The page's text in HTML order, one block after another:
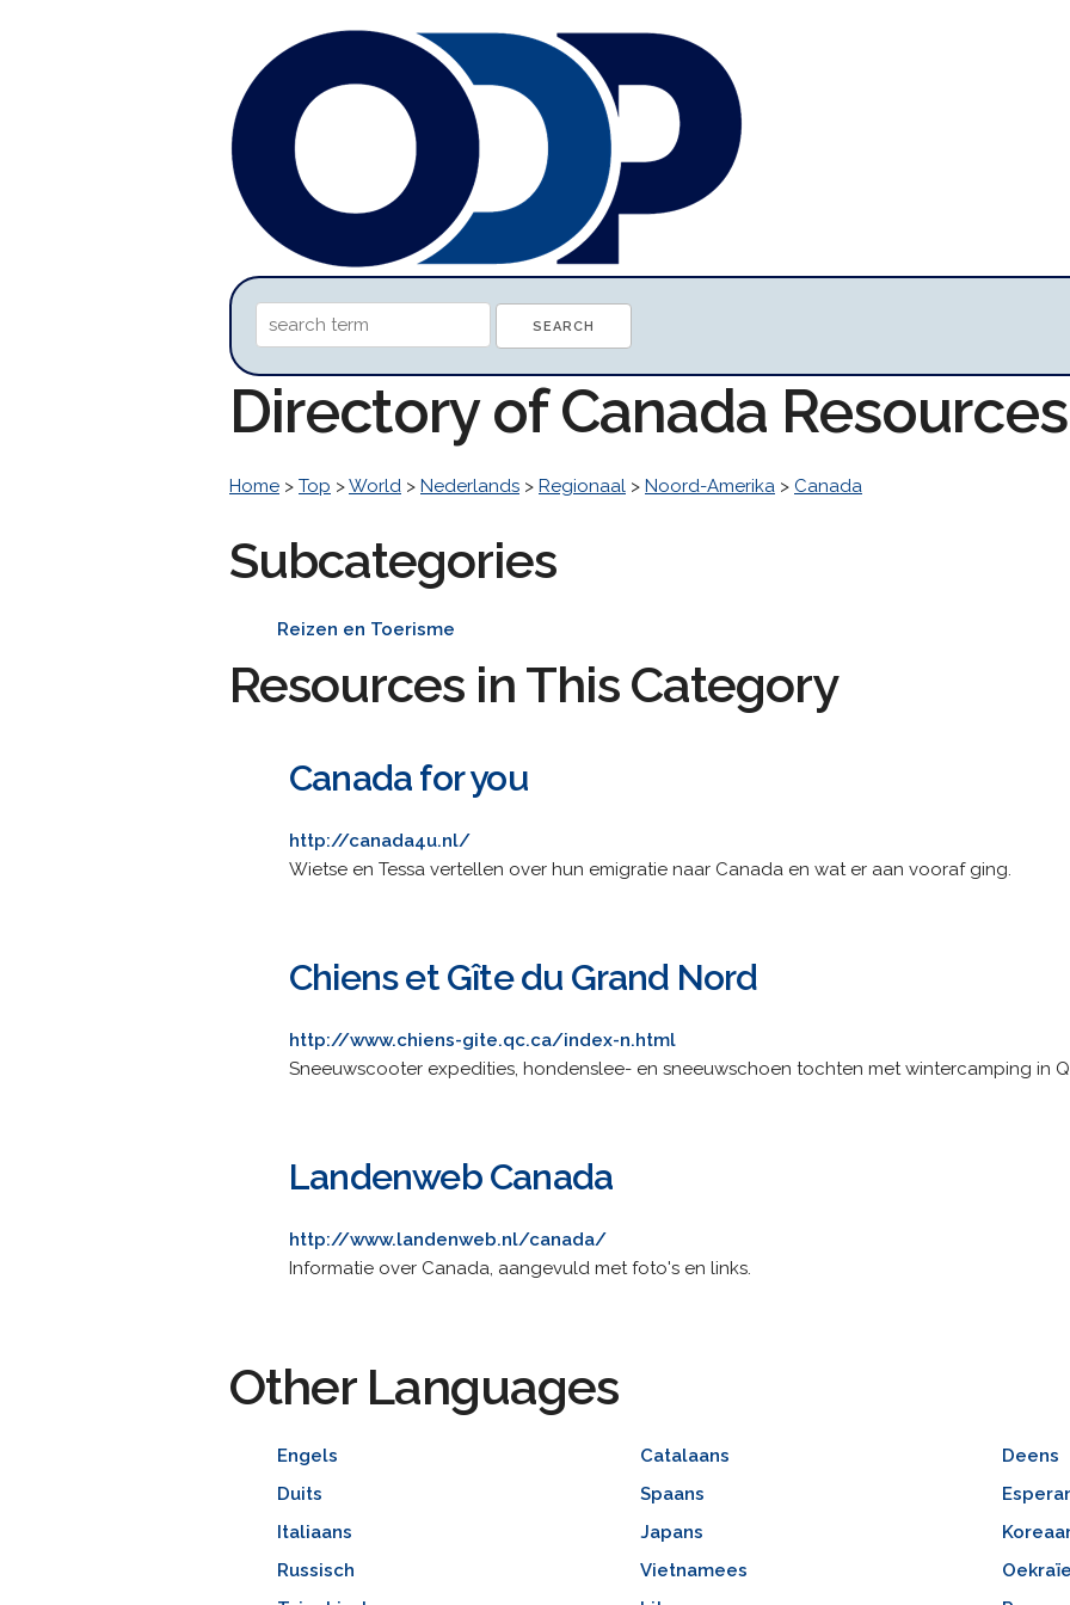
Directory of Canada Resources
Home > Top >World > Nederlands > Regionaal > Noord-Amerika > Canada
Subcategories
Reizen en Toerisme
Resources in This Category
Canada for you
http://canada4u.nl/
Wietse en Tessa vertellen over hun emigratie naar Canada en wat er aan vooraf ging.
Chiens et Gîte du Grand Nord
http://www.chiens-gite.qc.ca/index-n.html
Sneeuwscooter expedities, hondenslee- en sneeuwschoen tochten met wintercamping in
Landenweb Canada
http://www.landenweb.nl/canada/
Informatie over Canada, aangevuld met foto's en links.
Other Languages
Engels Catalaans
Deens
Duits
Spaans
Italiaans
Japans
Russisch
Vietnamees